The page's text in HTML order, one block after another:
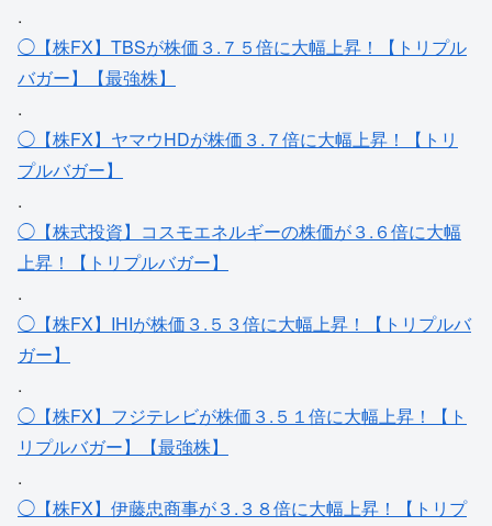
.
◯【株FX】TBSが株価３.７５倍に大幅上昇！【トリプル
バガー】【最強株】
.
◯【株FX】ヤマウHDが株価３.７倍に大幅上昇！【トリ
プルバガー】
.
◯【株式投資】コスモエネルギーの株価が３.６倍に大幅
上昇！【トリプルバガー】
.
◯【株FX】IHIが株価３.５３倍に大幅上昇！【トリプルバ
ガー】
.
◯【株FX】フジテレビが株価３.５１倍に大幅上昇！【ト
リプルバガー】【最強株】
.
◯【株FX】伊藤忠商事が３.３８倍に大幅上昇！【トリプ